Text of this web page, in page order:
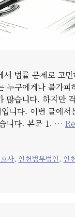
법률 문제로 고
누구에게나 불가
많습니다. 하지만
니다. 이번 글에
니다. 본문 1. …
사, 인천법무법인, 인